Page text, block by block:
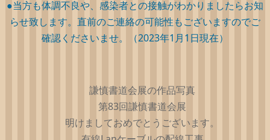
●当方も体調不良や、感染者との接触がわかりましたらお知
らせ致します。直前のご連絡の可能性もございますのでご
確認くださいませ。（2023年1月1日現在）
謙慎書道会展の作品写真
第83回謙慎書道会展
明けましておめでとうございます。